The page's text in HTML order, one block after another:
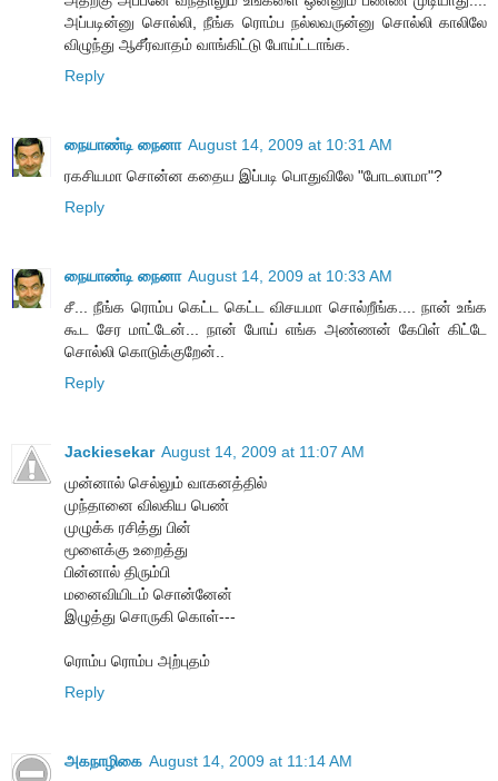
அப்படின்னு சொல்லி, நீங்க ரொம்ப நல்லவருன்னு சொல்லி காலிலே
விழுந்து ஆசீர்வாதம் வாங்கிட்டு போய்ட்டாங்க.
Reply
நையாண்டி நைனா August 14, 2009 at 10:31 AM
ரகசியமா சொன்ன கதைய இப்படி பொதுவிலே "போடலாமா"?
Reply
நையாண்டி நைனா August 14, 2009 at 10:33 AM
சீ... நீங்க ரொம்ப கெட்ட கெட்ட விசயமா சொல்றீங்க.... நான் உங்க
கூட சேர மாட்டேன்... நான் போய் எங்க அண்ணன் கேபிள் கிட்டே
சொல்லி கொடுக்குறேன்..
Reply
Jackiesekar August 14, 2009 at 11:07 AM
முன்னால் செல்லும் வாகனத்தில்
முந்தானை விலகிய பெண்
முழுக்க ரசித்து பின்
மூளைக்கு உறைத்து
பின்னால் திரும்பி
மனைவியிடம் சொன்னேன்
இழுத்து சொருகி கொள்---
ரொம்ப ரொம்ப அற்புதம்
Reply
அகநாழிகை August 14, 2009 at 11:14 AM